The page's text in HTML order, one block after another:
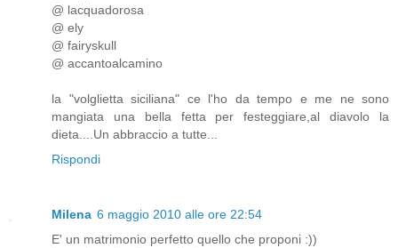
@ lacquadorosa
@ ely
@ fairyskull
@ accantoalcamino
la "volglietta siciliana" ce l'ho da tempo e me ne sono
mangiata una bella fetta per festeggiare,al diavolo la
dieta....Un abbraccio a tutte...
Rispondi
Milena 6 maggio 2010 alle ore 22:54
E' un matrimonio perfetto quello che proponi :))